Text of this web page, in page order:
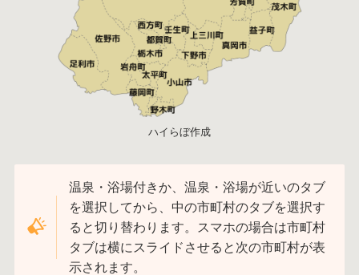
ハイらぼ作成
温泉・浴場付きか、温泉・浴場が近いのタブ
を選択してから、中の市町村のタブを選択す
ると切り替わります。スマホの場合は市町村
タブは横にスライドさせると次の市町村が表
示されます。